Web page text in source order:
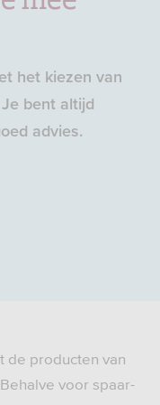
het kiezen van
bent altijd
advies.
de producten van
voor spaar-